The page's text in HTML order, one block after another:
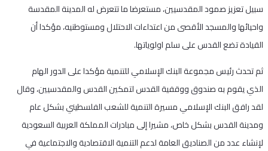
سبيل تعزيز صمود المقدسيين، مستعرضا ما تتعرض له المدينة المقدسة
واحيائها والمسجد الأقصى من اعتداءات الاحتلال ومستوطنيه، مؤكدا أن
القيادة تضع القدس على سلم اولوياتها.
ثم تحدث رئيس مجموعة البنك الإسلامي للتنمية مؤكدا على الدور الهام
الذي يقوم به صندوق ووقفية القدس لتمكين القدس والمقدسيين، وقال
لقد رافق البنك الإسلامي مسيرة التنمية للشعب الفلسطيني بشكل عام
ومدينة القدس بشكل خاص، مشيرا إلى مبادرات المملكة العربية السعودية
لإنشاء عدد من الصناديق العامة لدعم التنمية الاقتصادية والاجتماعية في